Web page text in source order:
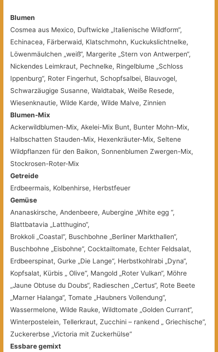
Blumen
Cosmea aus Mexico, Duftwicke „Italienische Wildform“,
Echinacea, Färberwaid, Klatschmohn, Kuckukslichtnelke,
Löwenmäulchen „weiß“, Margerite „Stern von Antwerpen“,
Nickendes Leimkraut, Pechnelke, Ringelblume „Schloss
Ippenburg“, Roter Fingerhut, Schopfsalbei, Blauvogel,
Schwarzäugige Susanne, Waldtabak, Weiße Resede,
Wiesenknautie, Wilde Karde, Wilde Malve, Zinnien
Blumen-Mix
Ackerwildblumen-Mix, Akelei-Mix Bunt, Bunter Mohn-Mix,
Halbschatten Stauden-Mix, Hexenkräuter-Mix, Seltene
Wildpflanzen für den Baikon, Sonnenblumen Zwergen-Mix,
Stockrosen-Roter-Mix
Getreide
Erdbeermais, Kolbenhirse, Herbstfeuer
Gemüse
Ananaskirsche, Andenbeere, Aubergine „White egg “,
Blattbatavia „Latthugino“,
Brokkoli „Coastal“, Buschbohne „Berliner Markthallen“,
Buschbohne „Eisbohne“, Cocktailtomate, Echter Feldsalat,
Erdbeerspinat, Gurke „Die Lange“, Herbstkohlrabi „Dyna“,
Kopfsalat, Kürbis „ Olive“, Mangold „Roter Vulkan“, Möhre
„Jaune Obtuse du Doubs“, Radieschen „Certus“, Rote Beete
„Marner Halanga“, Tomate „Haubners Vollendung“,
Wassermelone, Wilde Rauke, Wildtomate „Golden Currant“,
Winterpostelein, Tellerkraut, Zucchini – rankend „ Griechische“,
Zuckererbse „Victoria mit Zuckerhülse“
Essbare gemixt